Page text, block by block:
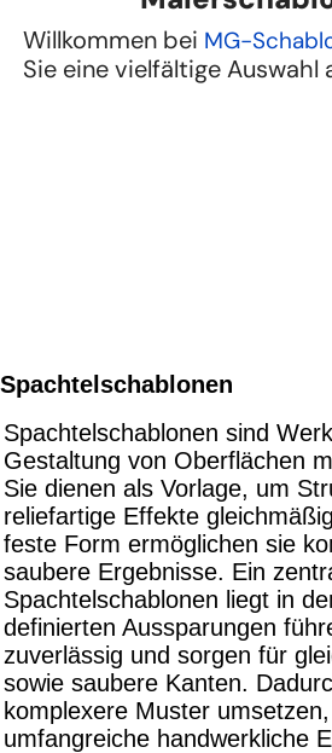
Spachtelschablonen
Spachtelschablonen sind
Gestaltung von Oberflächen
Sie dienen als Vorlage, um
reliefartige Effekte
feste Form ermöglichen sie
saubere Ergebnisse. Ein
Spachtelschablonen liegt in
definierten Aussparungen
zuverlässig und sorgen für
sowie saubere Kanten.
komplexere Muster
umfangreiche handwerkliche